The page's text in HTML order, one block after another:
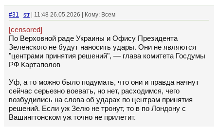
#31 str | 11:48 26.05.2026 | Кому: Всем
[censored]
По Верховной раде Украины и Офису Президента
Зеленского не будут наносить удары. Они не являются
"центрами принятия решений", — глава комитета Госдумы
РФ Картаполов
Уф, а то можно было подумать, что они и правда начнут
сейчас серьезно воевать, но нет, расходимся, чего
возбудились на слова об ударах по центрам принятия
решений. Если уж Зелю не тронут, то в по Лондону с
Вашингтонском уж точно не прилетит.